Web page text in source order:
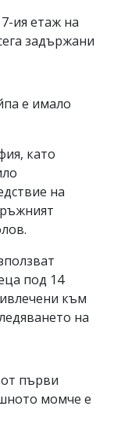
ия етаж на
задържани
е имало
като
на
под 14
към
на
първи
момче е